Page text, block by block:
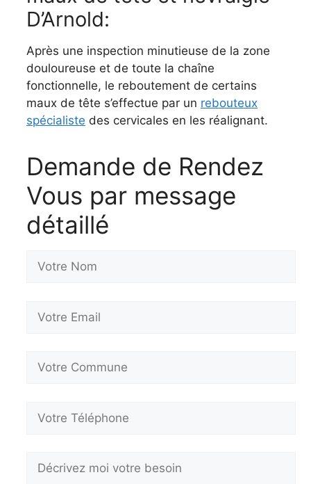
D’Arnold:
Après une inspection minutieuse de la zone
douloureuse et de toute la chaîne
fonctionnelle, le reboutement de certains
maux de tête s’effectue par un rebouteux
spécialiste des cervicales en les réalignant.
Demande de Rendez
Vous par message
détaillé